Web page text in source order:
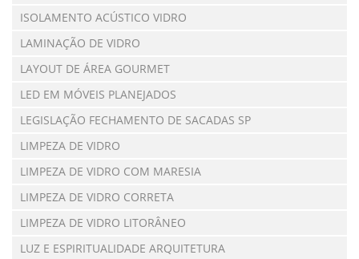
ISOLAMENTO ACÚSTICO VIDRO
LAMINAÇÃO DE VIDRO
LAYOUT DE ÁREA GOURMET
LED EM MÓVEIS PLANEJADOS
LEGISLAÇÃO FECHAMENTO DE SACADAS SP
LIMPEZA DE VIDRO
LIMPEZA DE VIDRO COM MARESIA
LIMPEZA DE VIDRO CORRETA
LIMPEZA DE VIDRO LITORÂNEO
LUZ E ESPIRITUALIDADE ARQUITETURA